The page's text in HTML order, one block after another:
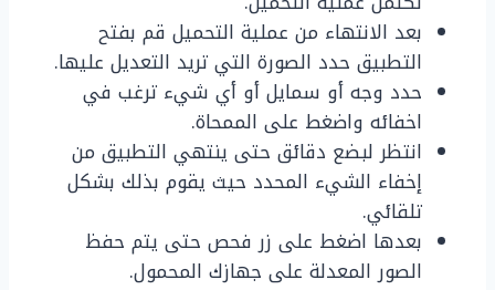
بعد الانتهاء من عملية التحميل قم بفتح
التطبيق حدد الصورة التي تريد التعديل عليها.
حدد وجه أو سمايل أو أي شيء ترغب في
اخفائه واضغط على الممحاة.
انتظر لبضع دقائق حتى ينتهي التطبيق من
إخفاء الشيء المحدد حيث يقوم بذلك بشكل
تلقائي.
بعدها اضغط على زر فحص حتى يتم حفظ
الصور المعدلة على جهازك المحمول.